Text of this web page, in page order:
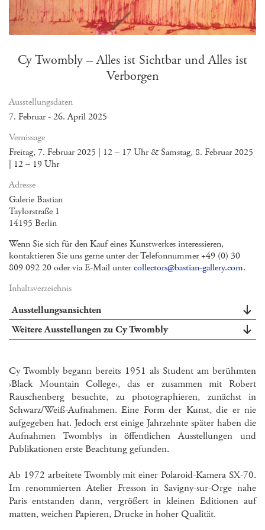
Cy Twombly – Alles ist Sichtbar und Alles ist
Verborgen
Ausstellungsdaten
7. Februar - 26. April 2025
Vernissage
Freitag, 7. Februar 2025 | 12 – 17 Uhr & Samstag, 8. Februar 2025
| 12 – 19 Uhr
Adresse
Galerie Bastian
Taylorstraße 1
14195 Berlin
Wenn Sie sich für den Kauf eines Kunstwerkes interessieren,
kontaktieren Sie uns gerne unter der Telefonnummer +49 (0) 30
809 092 20 oder via E-Mail untercollectors@bastian-gallery.com.
Inhaltsverzeichnis
Ausstellungsansichten
Weitere Ausstellungen zu Cy Twombly
Cy Twombly begann bereits 1951 als Student am berühmten
›Black Mountain College‹, das er zusammen mit Robert
Rauschenberg besuchte, zu photographieren, zunächst in
Schwarz/Weiß-Aufnahmen. Eine Form der Kunst, die er nie
aufgegeben hat. Jedoch erst einige Jahrzehnte später haben die
Aufnahmen Twomblys in öffentlichen Ausstellungen und
Publikationen erste Beachtung gefunden.
Ab 1972 arbeitete Twombly mit einer Polaroid-Kamera SX-70.
Im renommierten Atelier Fresson in Savigny-sur-Orge nahe
Paris entstanden dann, vergrößert in kleinen Editionen auf
matten, weichen Papieren, Drucke in hoher Qualität.